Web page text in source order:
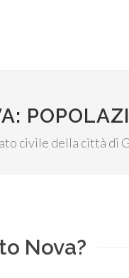
civile della città di
Nova?